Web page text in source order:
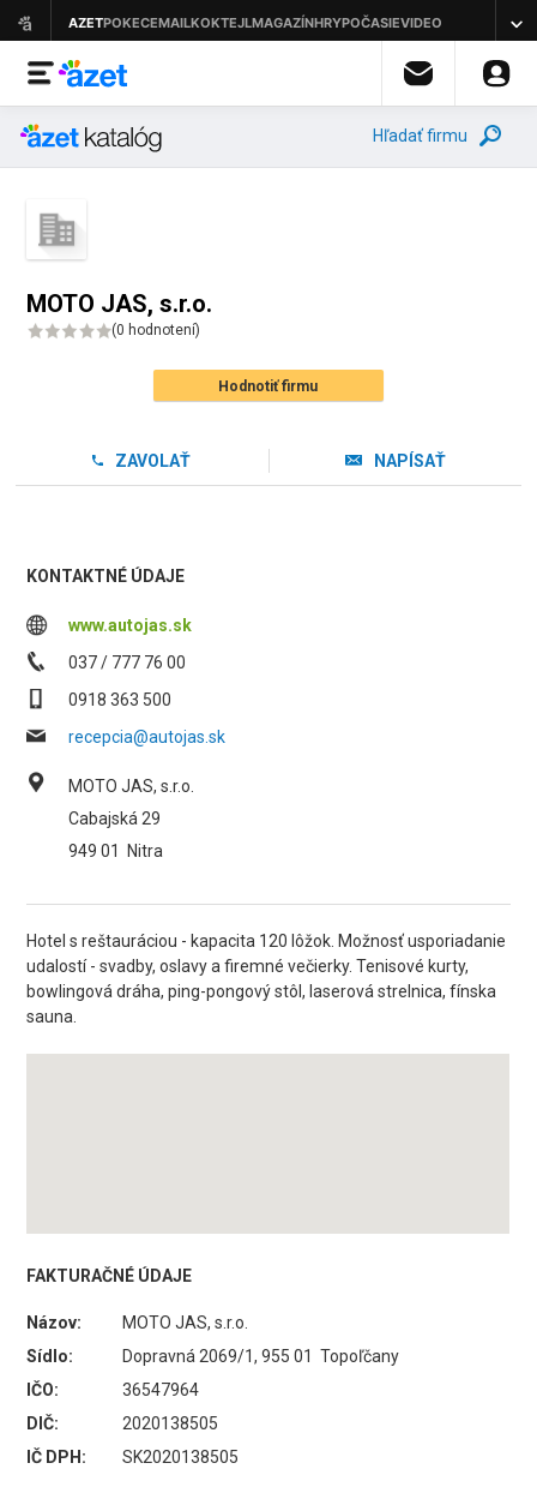
Hľadať firmu
MOTO JAS, s.r.o.
(0 hodnotení)
Hodnotiť firmu
ZAVOLAŤ NAPÍSAŤ
KONTAKTNÉ ÚDAJE
www.autojas.sk
037 / 777 76 00
0918 363 500
recepcia@autojas.sk
MOTO JAS, s.r.o.
Cabajská 29
949 01
Nitra
Hotel s reštauráciou - kapacita 120 lôžok. Možnosť usporiadanie
udalostí - svadby, oslavy a firemné večierky. Tenisové kurty,
bowlingová dráha, ping-pongový stôl, laserová strelnica, fínska
sauna.
FAKTURAČNÉ ÚDAJE
Názov:
MOTO JAS, s.r.o.
Sídlo:
Dopravná 2069/1, 955 01 Topoľčany
IČO:
36547964
DIČ:
2020138505
IČ DPH:
SK2020138505